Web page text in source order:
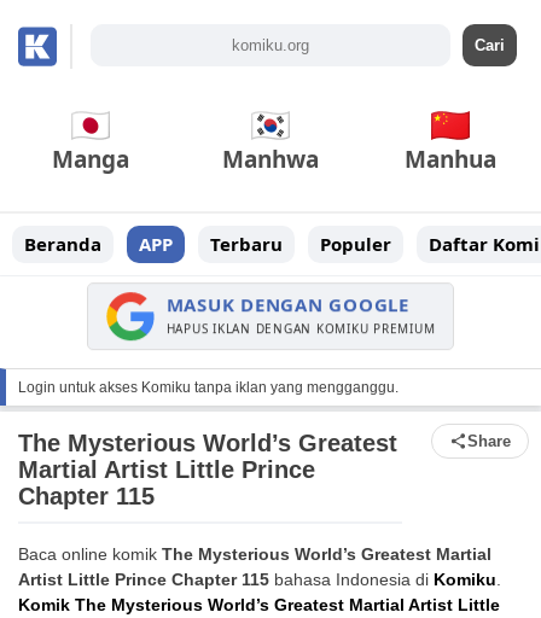
Manga Manhwa Manhua
Beranda APP Terbaru Populer Daftar
MASUK DENGAN GOOGLE
HAPUS IKLAN DENGAN KOMIKU PREMIUM
Login untuk akses Komiku tanpa iklan yang mengganggu.
The Mysterious World’s Greatest
Martial Artist Little Prince
Chapter 115
Share
Baca online komik The Mysterious World’s Greatest Martial
Artist Little Prince Chapter 115 bahasa Indonesia di Komiku.
Komik The Mysterious World’s Greatest Martial Artist Little